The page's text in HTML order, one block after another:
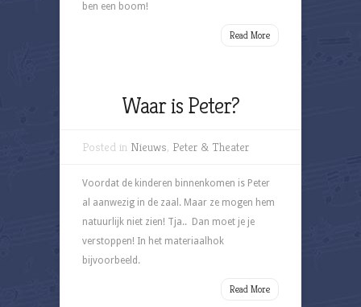
ben een boom!
Read More
Waar is Peter?
Posted in Nieuws, Peter & Theater
Voordat de kinderen binnenkomen is Peter
al aanwezig in de zaal. Maar ze mogen hem
natuurlijk niet zien! Tja.. Dan moet je je
verstoppen! In het materiaalhok
bijvoorbeeld.
Read More